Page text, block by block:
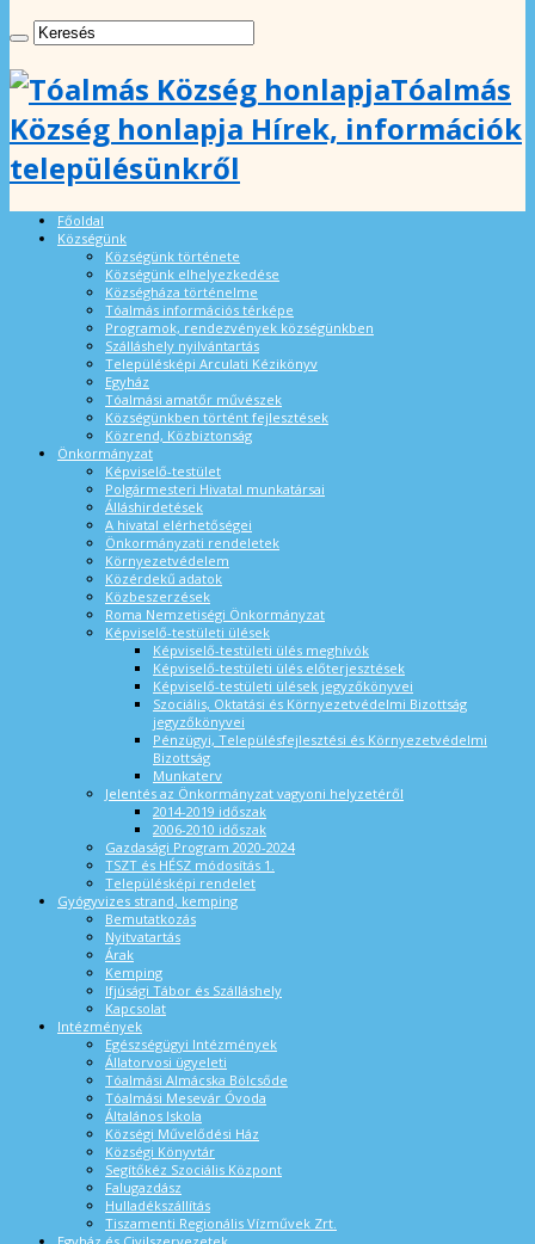
Tóalmás
Község honlapja Hírek, információk
településünkről
Főoldal
Községünk
Községünk története
Községünk elhelyezkedése
Községháza történelme
Tóalmás információs térképe
Programok, rendezvények községünkben
Szálláshely nyilvántartás
Településképi Arculati Kézikönyv
Egyház
Tóalmási amatőr művészek
Községünkben történt fejlesztések
Közrend, Közbiztonság
Önkormányzat
Képviselő-testület
Polgármesteri Hivatal munkatársai
Álláshirdetések
A hivatal elérhetőségei
Önkormányzati rendeletek
Környezetvédelem
Közérdekű adatok
Közbeszerzések
Roma Nemzetiségi Önkormányzat
Képviselő-testületi ülések
Képviselő-testületi ülés meghívók
Képviselő-testületi ülés előterjesztések
Képviselő-testületi ülések jegyzőkönyvei
Szociális, Oktatási és Környezetvédelmi Bizottság
jegyzőkönyvei
Pénzügyi, Településfejlesztési és Környezetvédelmi
Bizottság
Munkaterv
Jelentés az Önkormányzat vagyoni helyzetéről
2014-2019 időszak
2006-2010 időszak
Gazdasági Program 2020-2024
TSZT és HÉSZ módosítás 1.
Településképi rendelet
Gyógyvizes strand, kemping
Bemutatkozás
Nyitvatartás
Árak
Kemping
Ifjúsági Tábor és Szálláshely
Kapcsolat
Intézmények
Egészségügyi Intézmények
Állatorvosi ügyeleti
Tóalmási Almácska Bölcsőde
Tóalmási Mesevár Óvoda
Általános Iskola
Községi Művelődési Ház
Községi Könyvtár
Segítőkéz Szociális Központ
Falugazdász
Hulladékszállítás
Tiszamenti Regionális Vízművek Zrt.